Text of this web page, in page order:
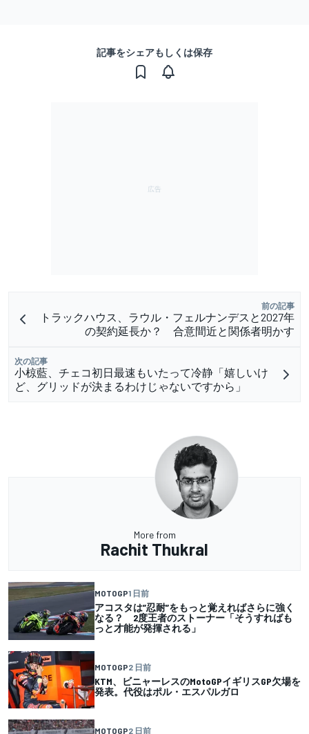
記事をシェアもしくは保存
前の記事
トラックハウス、ラウル・フェルナンデスと2027年
の契約延長か？ 合意間近と関係者明かす
次の記事
小椋藍、チェコ初日最速もいたって冷静「嬉しいけ
ど、グリッドが決まるわけじゃないですから」
More from
Rachit Thukral
MOTOGP1 日前
アコスタは”忍耐”をもっと覚えればさらに強く
なる？ 2度王者のストーナー「そうすればも
っと才能が発揮される」
MOTOGP2 日前
KTM、ビニャーレスのMotoGPイギリスGP欠場を
発表。代役はポル・エスパルガロ
MOTOGP2 日前